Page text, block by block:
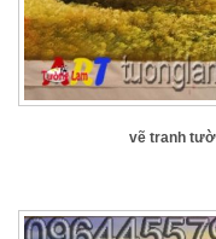
vẽ tranh